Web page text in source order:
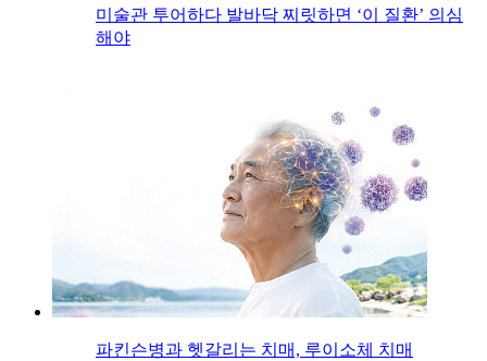
미술관 투어하다 발바닥 찌릿하면 ‘이 질환’ 의심
해야
파킨슨병과 헷갈리는 치매, 루이소체 치매